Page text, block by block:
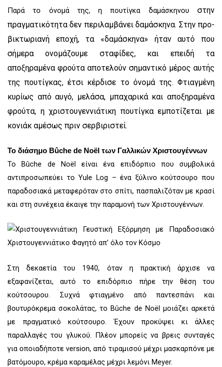
Παρά το όνομά της, η πουτίγκα δαμάσκηνου στην
πραγματικότηταδεν περιλαμβάνει δαμάσκηνα. Στην προ-
βικτωριανή εποχή, τα «δαμάσκηνα» ήταν αυτό που
σήμερα ονομάζουμε σταφίδες, και επειδή τα
αποξηραμένα φρούτα αποτελούν σημαντικό μέρος αυτής
της πουτίγκας, έτσι κέρδισε το όνομά της. Φτιαγμένη
κυρίως από αυγό, μελάσα, μπαχαρικά και αποξηραμένα
φρούτα, η χριστουγεννιάτικη πουτίγκα εμποτίζεται με
κονιάκ αμέσως πριν σερβιριστεί.
Το διάσημο Bûche de Noël των Γαλλικών Χριστουγέννων
Το Bûche de Noël είναι ένα επιδόρπιο που συμβολικά
αντιπροσωπεύει το Yule Log – ένα ξύλινο κούτσουρο που
παραδοσιακά μεταφερόταν στο σπίτι, πασπαλιζόταν με κρασί
και στη συνέχεια έκαιγε την παραμονή των Χριστουγέννων.
Στη δεκαετία του 1940, όταν η πρακτική άρχισε να
εξαφανίζεται, αυτό το επιδόρπιο πήρε την θέση του
κούτσουρου. Συχνά φτιαγμένο από παντεσπάνι και
βουτυρόκρεμα σοκολάτας, το Bûche de Noël μοιάζει αρκετά
με πραγματικό κούτσουρο. Έχουν προκύψει κι άλλες
παραλλαγές του γλυκού. Πλέον μπορείς να βρεις συνταγές
για οποιαδήποτε version, από τιραμισού μέχρι μασκαρπόνε με
βατόμουρο, κρέμα καραμέλας μέχρι λεμόνι Meyer.